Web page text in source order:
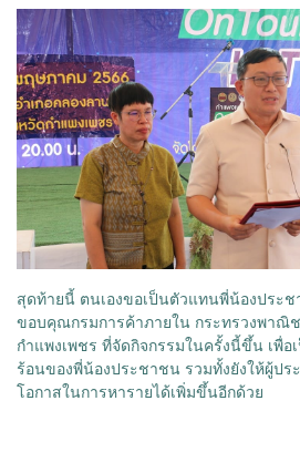
สุดท้ายนี้ ตนเองขอเป็นตัวแทนพี่น้องประ
ขอบคุณกรมการค้าภายใน กระทรวงพาณิ
กำแพงเพชร ที่จัดกิจกรรมในครั้งนี้ขึ้น เพื่อ
ร้อนของพี่น้องประชาชน รวมทั้งยังให้ผู้ปร
โอกาสในการหารายได้เพิ่มขึ้นอีกด้วย